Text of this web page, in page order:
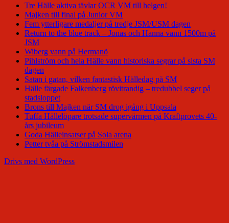
Tre Hälle aktiva tävlar OCR VM till helgen!
Majken till final på Junior VM
Fem ytterligare medaljer på tredje JSM/USM dagen
Return to the blue track – Jonas och Hanna vann 1500m på
JSM
Wiberg vann på Hermanö
Pihlström och hela Hälle vann historiska segrar på sista SM
dagen
Satan i gatan, vilken fantastisk Hälledag på SM
Hälle färgade Falkenberg rövitrandig – tredubbel seger på
stadsloppet
Brons till Majken när SM drog igång i Uppsala
Tuffa Hällelöpare trotsade supervärmen på Kraftprovets 40-
års jubileum
Goda Hälleinsatser på Sola arena
Petter tvåa på Strömstadsmilen
Drivs med WordPress